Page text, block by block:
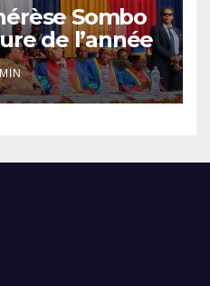
Sombo
de l’année
2026 à